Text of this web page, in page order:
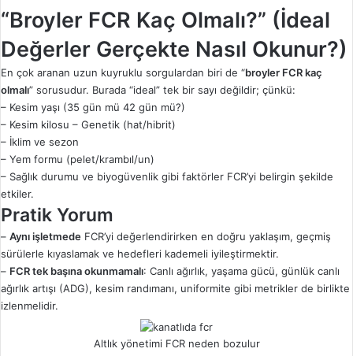
“Broyler FCR Kaç Olmalı?” (İdeal
Değerler Gerçekte Nasıl Okunur?)
En çok aranan uzun kuyruklu sorgulardan biri de “broyler FCR kaç
olmalı” sorusudur. Burada “ideal” tek bir sayı değildir; çünkü:
– Kesim yaşı (35 gün mü 42 gün mü?)
– Kesim kilosu – Genetik (hat/hibrit)
– İklim ve sezon
– Yem formu (pelet/krambıl/un)
– Sağlık durumu ve biyogüvenlik gibi faktörler FCR’yi belirgin şekilde
etkiler.
Pratik Yorum
– Aynı işletmede FCR’yi değerlendirirken en doğru yaklaşım, geçmiş
sürülerle kıyaslamak ve hedefleri kademeli iyileştirmektir.
– FCR tek başına okunmamalı: Canlı ağırlık, yaşama gücü, günlük canlı
ağırlık artışı (ADG), kesim randımanı, uniformite gibi metrikler de birlikte
izlenmelidir.
Altlık yönetimi FCR neden bozulur